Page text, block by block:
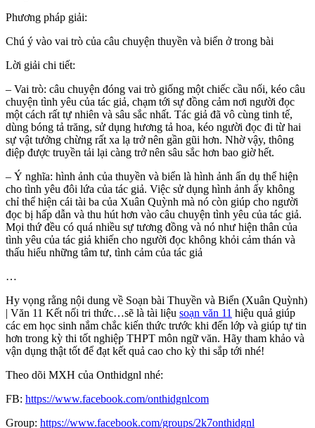
Phương pháp giải:
Chú ý vào vai trò của câu chuyện thuyền và biển ở trong bài
Lời giải chi tiết:
– Vai trò: câu chuyện đóng vai trò giống một chiếc cầu nối, kéo câu
chuyện tình yêu của tác giả, chạm tới sự đồng cảm nơi người đọc
một cách rất tự nhiên và sâu sắc nhất. Tác giả đã vô cùng tinh tế,
dùng bóng tả trăng, sử dụng hương tả hoa, kéo người đọc đi từ hai
sự vật tưởng chừng rất xa lạ trở nên gần gũi hơn. Nhờ vậy, thông
điệp được truyền tải lại càng trở nên sâu sắc hơn bao giờ hết.
– Ý nghĩa: hình ảnh của thuyền và biển là hình ảnh ẩn dụ thể hiện
cho tình yêu đôi lứa của tác giả. Việc sử dụng hình ảnh ấy không
chỉ thể hiện cái tài ba của Xuân Quỳnh mà nó còn giúp cho người
đọc bị hấp dẫn và thu hút hơn vào câu chuyện tình yêu của tác giả.
Mọi thứ đều có quá nhiều sự tương đồng và nó như hiện thân của
tình yêu của tác giả khiến cho người đọc không khỏi cảm thán và
thấu hiểu những tâm tư, tình cảm của tác giả
…
Hy vọng rằng nội dung về Soạn bài Thuyền và Biển (Xuân Quỳnh)
| Văn 11 Kết nối tri thức…sẽ là tài liệu soạn văn 11 hiệu quả giúp
các em học sinh nắm chắc kiến thức trước khi đến lớp và giúp tự tin
hơn trong kỳ thi tốt nghiệp THPT môn ngữ văn. Hãy tham khảo và
vận dụng thật tốt để đạt kết quả cao cho kỳ thi sắp tới nhé!
Theo dõi MXH của Onthidgnl nhé:
FB: https://www.facebook.com/onthidgnlcom
Group: https://www.facebook.com/groups/2k7onthidgnl